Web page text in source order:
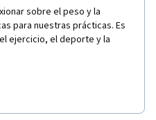
sobre el peso y la
para nuestras prácticas. Es
ejercicio, el deporte y la